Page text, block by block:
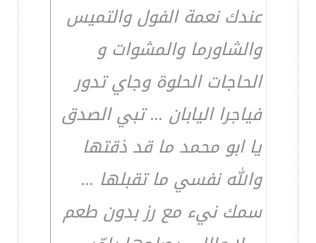
عندك نعمة الفول والتميس
والشاورما والمشوات و
الحاجات الحلوة وجاي تدور
فياجرا اليابان ... تبي الصدق
يا ابو محمد ما قد ذقتها
والله نفسي ما تقبلها ...
سمك نيء مع رز بدون طعم